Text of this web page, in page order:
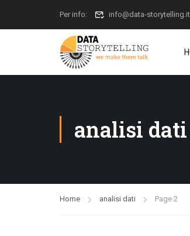
Per info: info@data-storytelling.it
analisi dati
Home analisi dati Page 2